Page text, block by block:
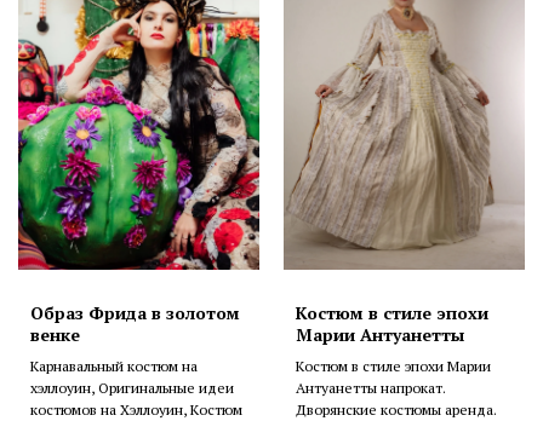
Образ Фрида в золотом
венке
Карнавальный костюм на
хэллоуин, Оригинальные идеи
костюмов на Хэллоуин, Костюм
Костюм в стиле эпохи
Марии Антуанетты
Костюм в стиле эпохи Марии
Антуанетты напрокат.
Дворянские костюмы аренда.